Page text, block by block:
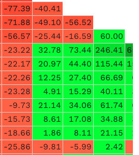
-77.39 -40.41
-71.88 -49.10 -56.52
-56.57 -25.44 -16.59
60.00
-23.22 32.78 73.44 246.41
-22.17 20.97 44.40 115.44
-22.26 12.25 27.40 66.69
-23.28 4.91 15.29 40.11
-9.73 21.14 34.06 61.74
-15.73 8.61 17.08 34.88
-18.66 1.86 8.11 21.15
-25.86 -9.81 -5.99 2.42